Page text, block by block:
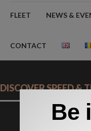
FLEET NEWS &
CONTACT
DISCOVER SPEED &
Be